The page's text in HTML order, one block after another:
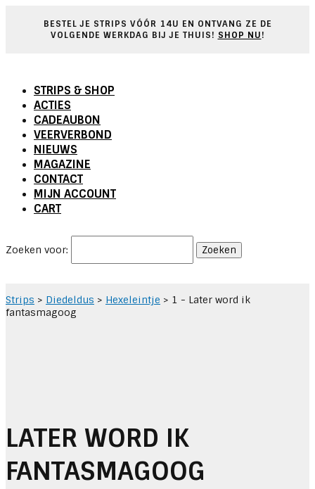
BESTEL JE STRIPS VÓÓR 14U EN ONTVANG ZE DE
VOLGENDE WERKDAG BIJ JE THUIS! SHOP NU!
STRIPS & SHOP
ACTIES
CADEAUBON
VEERVERBOND
NIEUWS
MAGAZINE
CONTACT
MIJN ACCOUNT
CART
Zoeken voor:
Strips > Diedeldus > Hexeleintje > 1 - Later word ik
fantasmagoog
LATER WORD IK
FANTASMAGOOG